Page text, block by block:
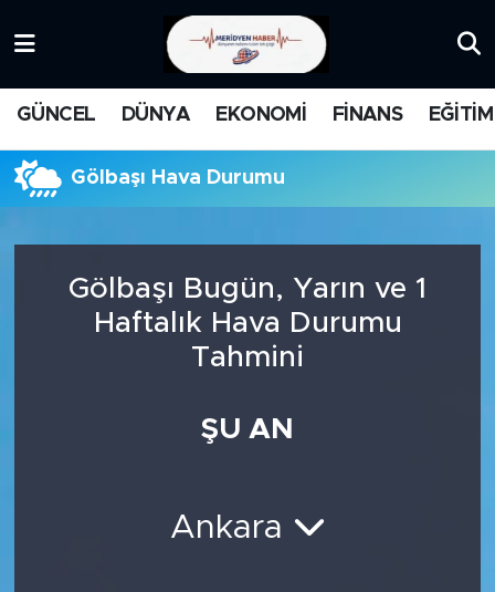
GÜNCEL DÜNYA EKONOMİ FİNANS EĞİTİM
Gölbaşı Hava Durumu
Gölbaşı Bugün, Yarın ve 1
Haftalık Hava Durumu
Tahmini
ŞU AN
Ankara
FİNANS
BİLİM-TEKNOLOJİ
Süper Lig Puan Durumu ve Fikstür
Tüm Manşetler
Son Dakika Haberleri